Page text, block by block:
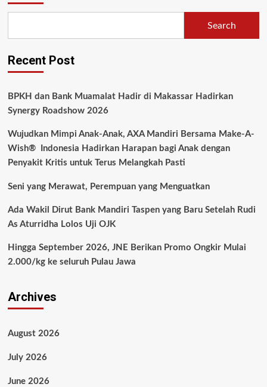
Search
Recent Post
BPKH dan Bank Muamalat Hadir di Makassar Hadirkan
Synergy Roadshow 2026
Wujudkan Mimpi Anak-Anak, AXA Mandiri Bersama Make-A-
Wish® Indonesia Hadirkan Harapan bagi Anak dengan
Penyakit Kritis untuk Terus Melangkah Pasti
Seni yang Merawat, Perempuan yang Menguatkan
Ada Wakil Dirut Bank Mandiri Taspen yang Baru Setelah Rudi
As Aturridha Lolos Uji OJK
Hingga September 2026, JNE Berikan Promo Ongkir Mulai
2.000/kg ke seluruh Pulau Jawa
Archives
August 2026
July 2026
June 2026